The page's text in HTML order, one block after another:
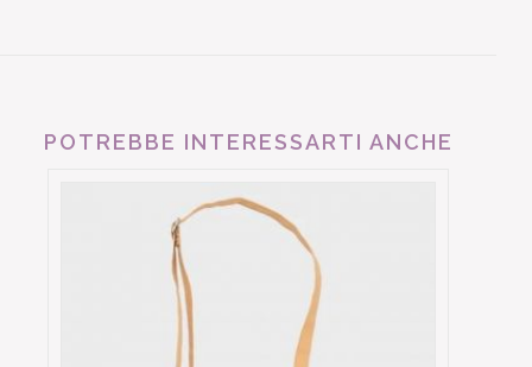
POTREBBE INTERESSARTI ANCHE